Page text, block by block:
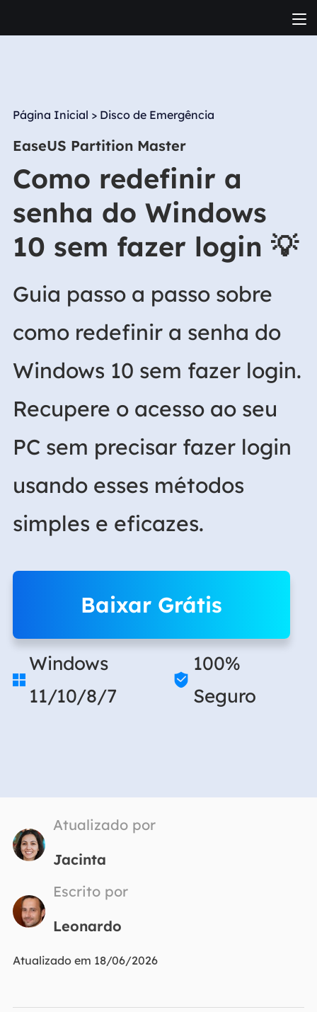
Página Inicial > Disco de Emergência
EaseUS Partition Master
Como redefinir a
senha do Windows
10 sem fazer login 💡
Guia passo a passo sobre
como redefinir a senha do
Windows 10 sem fazer login.
Recupere o acesso ao seu
PC sem precisar fazer login
usando esses métodos
simples e eficazes.
Baixar Grátis

Windows
11/10/8/7

100%
Seguro
Atualizado por
Jacinta
Escrito por
Leonardo
Atualizado em 18/06/2026